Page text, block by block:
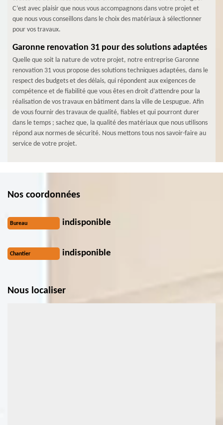
C’est avec plaisir que nous vous accompagnons dans votre projet et
que nous vous conseillons dans le choix des matériaux à sélectionner
pour vos travaux.
Garonne renovation 31 pour des solutions adaptées
Quelle que soit la nature de votre projet, notre entreprise Garonne
renovation 31 vous propose des solutions techniques adaptées, dans le
respect des budgets et des délais, qui répondent aux exigences de
compétence et de fiabilité que vous êtes en droit d’attendre pour la
réalisation de vos travaux en bâtiment dans la ville de Lespugue. Afin
de vous fournir des travaux de qualité, fiables et qui pourront durer
dans le temps ; sachez que, la qualité des matériaux que nous utilisons
répond aux normes de sécurité. Nous mettons tous nos savoir-faire au
service de votre projet.
Nos coordonnées
Bureau indisponible
Chantier indisponible
Nous localiser